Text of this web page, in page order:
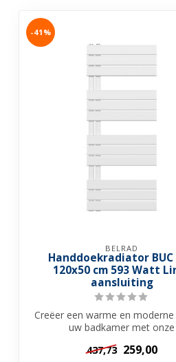
-41%
BELRAD
Handdoekradiator
120x50 cm 593 Watt
aansluiting
Creëer een warme en
uw badkamer met onze
437,73 259,00